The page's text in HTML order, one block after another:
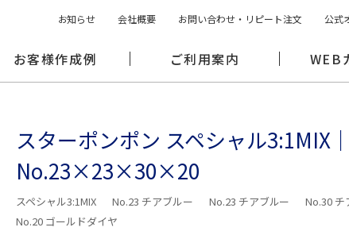
お客様作成例 ご利用案内 WEB
お知らせ 会社概要 お問い合わせ・リピート注文 公式
スターポンポン スペシャル3:1MIX｜
No.23×23×30×20
スペシャル3:1MIX No.23 チアブルー No.23 チアブルー
No.30 チ
No.20 ゴールドダイヤ